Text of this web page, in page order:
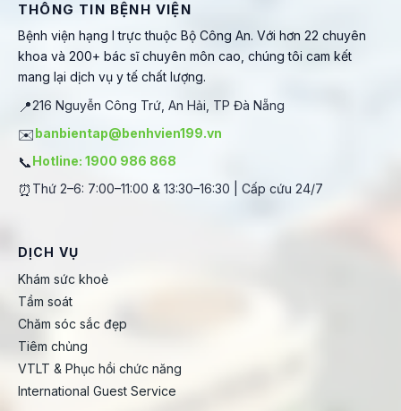
THÔNG TIN BỆNH VIỆN
Bệnh viện hạng I trực thuộc Bộ Công An. Với hơn 22 chuyên
khoa và 200+ bác sĩ chuyên môn cao, chúng tôi cam kết
mang lại dịch vụ y tế chất lượng.
📍216 Nguyễn Công Trứ, An Hải, TP Đà Nẵng
✉️banbientap@benhvien199.vn
📞Hotline: 1900 986 868
⏰ Thứ 2–6: 7:00–11:00 & 13:30–16:30 | Cấp cứu 24/7
DỊCH VỤ
Khám sức khoẻ
Tầm soát
Chăm sóc sắc đẹp
Tiêm chủng
VTLT & Phục hồi chức năng
International Guest Service